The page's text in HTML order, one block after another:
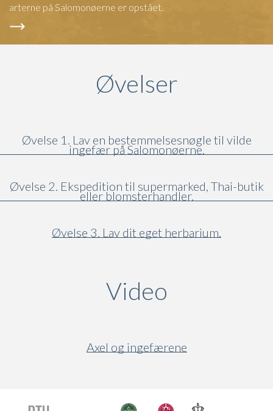
arterne på Salomonøerne er opstået.
Øvelser
Øvelse 1. Lav en bestemmelsesnøgle til vilde
ingefær på Salomonøerne.
Øvelse 2. Ekspedition til supermarked, Thai-butik
eller blomsterhandler.
Øvelse 3. Lav dit eget herbarium.
Video
Axel og ingefærene